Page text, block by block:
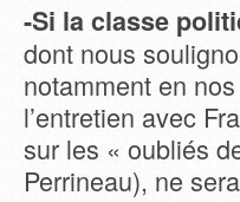
-Si la classe
dont nous
notamment en
l’entretien avec
sur les « oubliés
Perrineau), ne